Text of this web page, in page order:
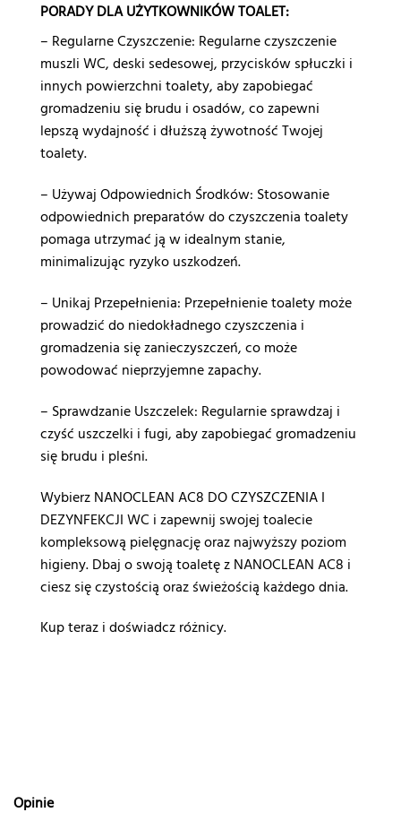
PORADY DLA UŻYTKOWNIKÓW TOALET:
– Regularne Czyszczenie: Regularne czyszczenie
muszli WC, deski sedesowej, przycisków spłuczki i
innych powierzchni toalety, aby zapobiegać
gromadzeniu się brudu i osadów, co zapewni
lepszą wydajność i dłuższą żywotność Twojej
toalety.
– Używaj Odpowiednich Środków: Stosowanie
odpowiednich preparatów do czyszczenia toalety
pomaga utrzymać ją w idealnym stanie,
minimalizując ryzyko uszkodzeń.
– Unikaj Przepełnienia: Przepełnienie toalety może
prowadzić do niedokładnego czyszczenia i
gromadzenia się zanieczyszczeń, co może
powodować nieprzyjemne zapachy.
– Sprawdzanie Uszczelek: Regularnie sprawdzaj i
czyść uszczelki i fugi, aby zapobiegać gromadzeniu
się brudu i pleśni.
Wybierz NANOCLEAN AC8 DO CZYSZCZENIA I
DEZYNFEKCJI WC i zapewnij swojej toalecie
kompleksową pielęgnację oraz najwyższy poziom
higieny. Dbaj o swoją toaletę z NANOCLEAN AC8 i
ciesz się czystością oraz świeżością każdego dnia.
Kup teraz i doświadcz różnicy.
Opinie